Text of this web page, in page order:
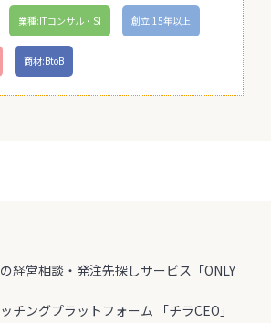
業種:ITコンサル・SI 創立:15年以上
商材:BtoB
経営相談・発注先探しサービス「ONLY
チングプラットフォーム 「チラCEO」